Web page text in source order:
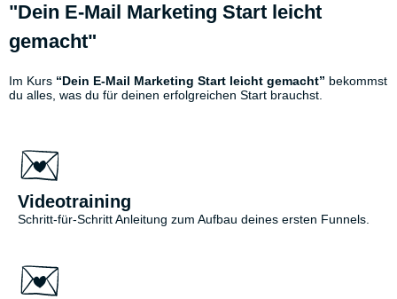
"Dein E-Mail Marketing Start leicht
gemacht"
Im Kurs “Dein E-Mail Marketing Start leicht gemacht” bekommst
du alles, was du für deinen erfolgreichen Start brauchst.
Videotraining
Schritt-für-Schritt Anleitung zum Aufbau deines ersten Funnels.